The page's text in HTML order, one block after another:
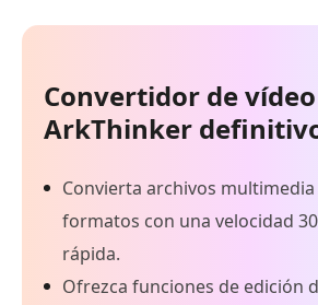
Convertidor de vídeo
ArkThinker
Convierta archivos multimedia
formatos con una velocidad
rápida.
Ofrezca funciones de edición